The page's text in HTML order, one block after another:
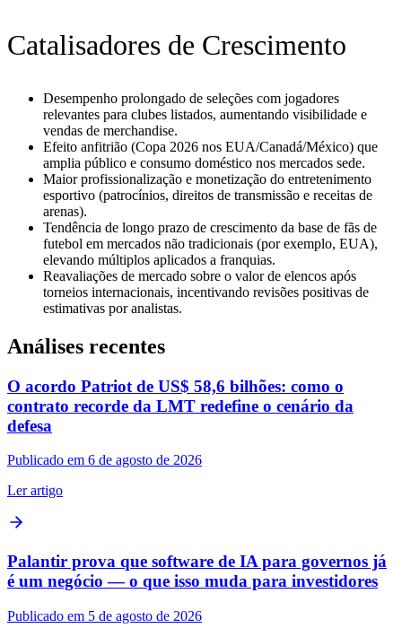
Catalisadores de Crescimento
Desempenho prolongado de seleções com jogadores
relevantes para clubes listados, aumentando visibilidade e
vendas de merchandise.
Efeito anfitrião (Copa 2026 nos EUA/Canadá/México) que
amplia público e consumo doméstico nos mercados sede.
Maior profissionalização e monetização do entretenimento
esportivo (patrocínios, direitos de transmissão e receitas de
arenas).
Tendência de longo prazo de crescimento da base de fãs de
futebol em mercados não tradicionais (por exemplo, EUA),
elevando múltiplos aplicados a franquias.
Reavaliações de mercado sobre o valor de elencos após
torneios internacionais, incentivando revisões positivas de
estimativas por analistas.
Análises recentes
O acordo Patriot de US$ 58,6 bilhões: como o
contrato recorde da LMT redefine o cenário da
defesa
Publicado em 6 de agosto de 2026
Ler artigo
Palantir prova que software de IA para governos já
é um negócio — o que isso muda para investidores
Publicado em 5 de agosto de 2026